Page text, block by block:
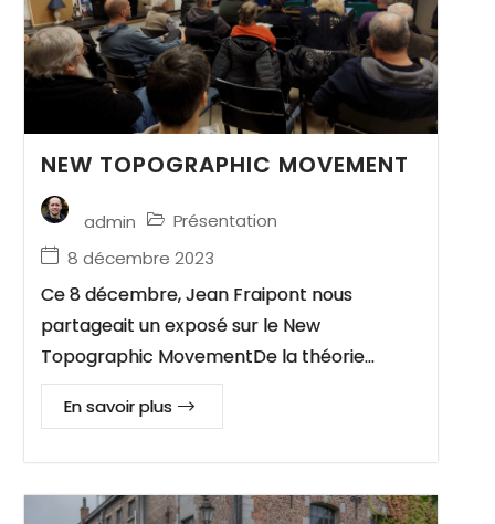
NEW TOPOGRAPHIC MOVEMENT
admin
Présentation
8 décembre 2023
Ce 8 décembre, Jean Fraipont nous
partageait un exposé sur le New
Topographic MovementDe la théorie…
En savoir plus